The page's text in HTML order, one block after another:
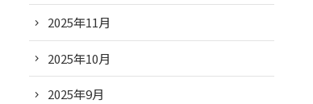
2025年11月
2025年10月
2025年9月